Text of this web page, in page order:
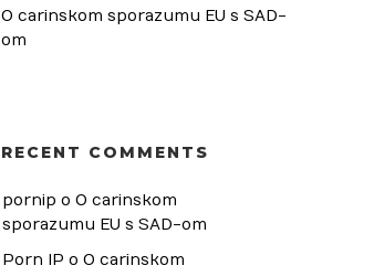
O carinskom sporazumu EU s SAD-
om
RECENT COMMENTS
pornip o O carinskom
sporazumu EU s SAD-om
Porn IP o O carinskom